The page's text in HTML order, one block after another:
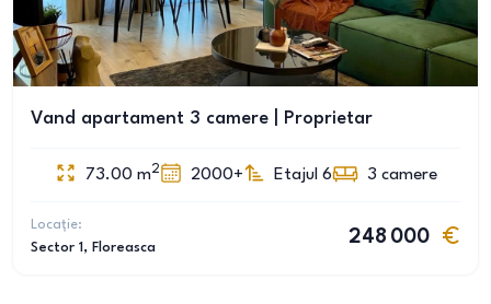
Vand apartament 3 camere | Proprietar
73.00 m2 2000+ Etajul 6 3 camere
Locație:
Sector 1 , Floreasca
248 000